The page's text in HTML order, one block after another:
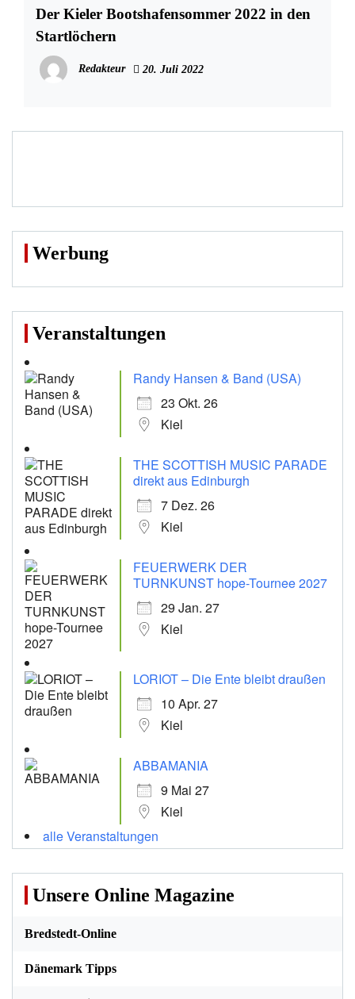
Der Kieler Bootshafensommer 2022 in den
Startlöchern
Redakteur 20. Juli 2022
Werbung
Veranstaltungen
Randy Hansen & Band (USA)
23 Okt. 26
Kiel
THE SCOTTISH MUSIC PARADE
direkt aus Edinburgh
7 Dez. 26
Kiel
FEUERWERK DER
TURNKUNST hope-Tournee 2027
29 Jan. 27
Kiel
LORIOT – Die Ente bleibt draußen
10 Apr. 27
Kiel
ABBAMANIA
9 Mai 27
Kiel
alle Veranstaltungen
Unsere Online Magazine
Bredstedt-Online
Dänemark Tipps